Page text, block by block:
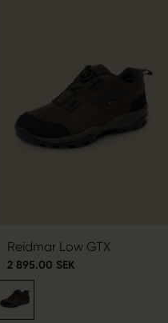
Reidmar Low GTX
2 895.00 SEK